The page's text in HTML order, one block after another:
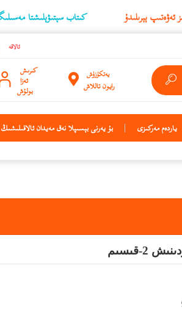
كىتاب سېتىۋېلىشتا مەسىلىگە
ئالاقە
يەتكۈزۈش
رايون تاللاش
كىرىش
ئەزا
بولۇش
ياردەم مەركىزى بۇ يەرنى بېسىپلا نەق مەيدان ئالاقىلىشىڭ
2-قىسىم